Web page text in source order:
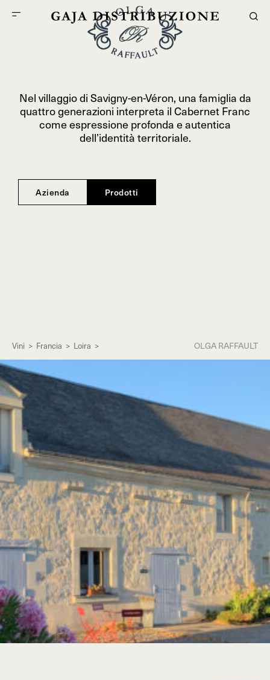
Nel villaggio di Savigny-en-Véron, una famiglia da
quattro generazioni interpreta il Cabernet Franc
come espressione profonda e autentica
dell’identità territoriale.
Azienda Prodotti
Vini > Francia > Loira > OLGA RAFFAULT